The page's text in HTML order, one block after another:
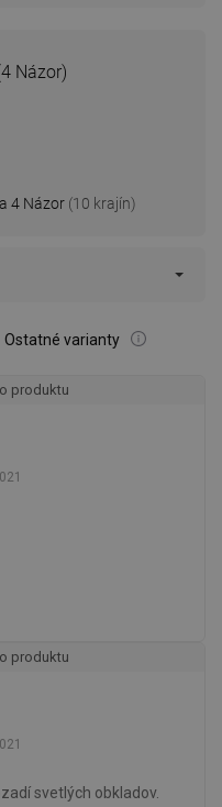
Názor)
4 Názor (10 krajín)
Ostatné varianty
produktu
produktu
svetlých obkladov.